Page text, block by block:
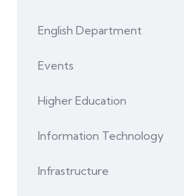
English Department
Events
Higher Education
Information Technology
Infrastructure